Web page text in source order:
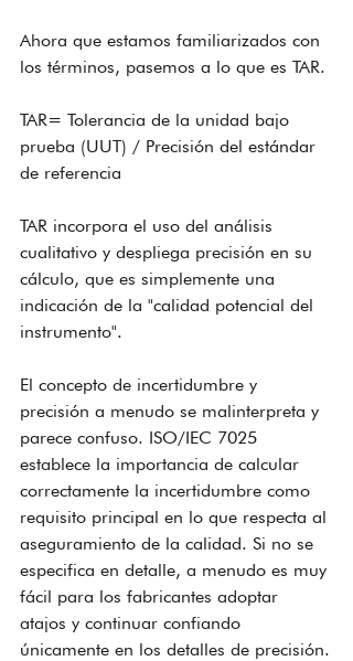
Ahora que estamos familiarizados con
los términos, pasemos a lo que es TAR.
TAR= Tolerancia de la unidad bajo
prueba (UUT) / Precisión del estándar
de referencia
TAR incorpora el uso del análisis
cualitativo y despliega precisión en su
cálculo, que es simplemente una
indicación de la "calidad potencial del
instrumento".
El concepto de incertidumbre y
precisión a menudo se malinterpreta y
parece confuso. ISO/IEC 7025
establece la importancia de calcular
correctamente la incertidumbre como
requisito principal en lo que respecta al
aseguramiento de la calidad. Si no se
especifica en detalle, a menudo es muy
fácil para los fabricantes adoptar
atajos y continuar confiando
únicamente en los detalles de precisión.